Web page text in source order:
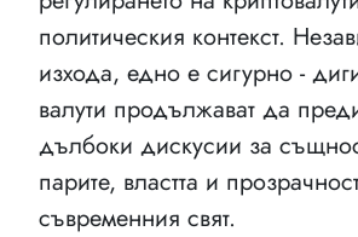
политическия контекст.
изхода, едно е сигурно -
валути продължават да
дълбоки дискусии за
парите, властта и
съвременния свят.